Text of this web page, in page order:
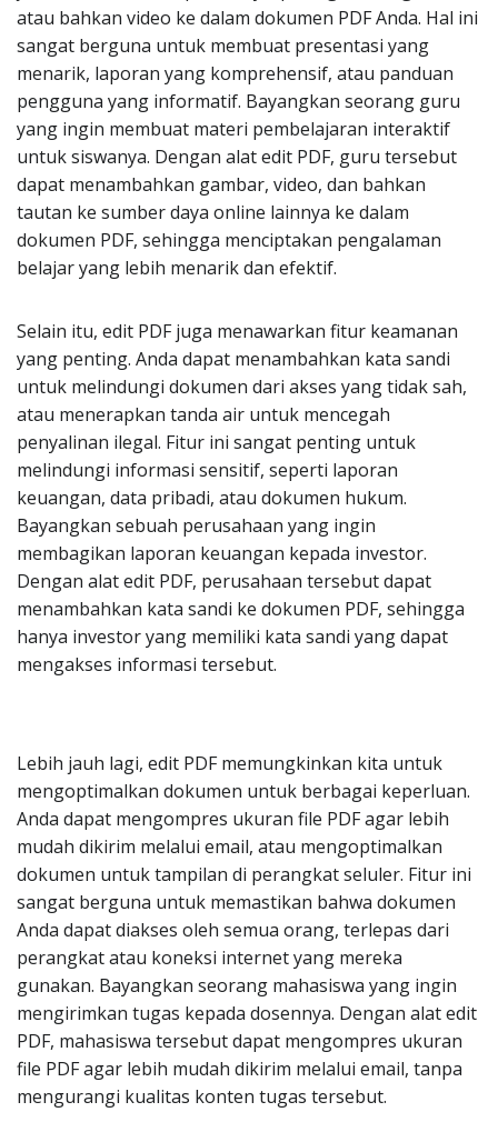
atau bahkan video ke dalam dokumen PDF Anda. Hal ini
sangat berguna untuk membuat presentasi yang
menarik, laporan yang komprehensif, atau panduan
pengguna yang informatif. Bayangkan seorang guru
yang ingin membuat materi pembelajaran interaktif
untuk siswanya. Dengan alat edit PDF, guru tersebut
dapat menambahkan gambar, video, dan bahkan
tautan ke sumber daya online lainnya ke dalam
dokumen PDF, sehingga menciptakan pengalaman
belajar yang lebih menarik dan efektif.
Selain itu, edit PDF juga menawarkan fitur keamanan
yang penting. Anda dapat menambahkan kata sandi
untuk melindungi dokumen dari akses yang tidak sah,
atau menerapkan tanda air untuk mencegah
penyalinan ilegal. Fitur ini sangat penting untuk
melindungi informasi sensitif, seperti laporan
keuangan, data pribadi, atau dokumen hukum.
Bayangkan sebuah perusahaan yang ingin
membagikan laporan keuangan kepada investor.
Dengan alat edit PDF, perusahaan tersebut dapat
menambahkan kata sandi ke dokumen PDF, sehingga
hanya investor yang memiliki kata sandi yang dapat
mengakses informasi tersebut.
Lebih jauh lagi, edit PDF memungkinkan kita untuk
mengoptimalkan dokumen untuk berbagai keperluan.
Anda dapat mengompres ukuran file PDF agar lebih
mudah dikirim melalui email, atau mengoptimalkan
dokumen untuk tampilan di perangkat seluler. Fitur ini
sangat berguna untuk memastikan bahwa dokumen
Anda dapat diakses oleh semua orang, terlepas dari
perangkat atau koneksi internet yang mereka
gunakan. Bayangkan seorang mahasiswa yang ingin
mengirimkan tugas kepada dosennya. Dengan alat edit
PDF, mahasiswa tersebut dapat mengompres ukuran
file PDF agar lebih mudah dikirim melalui email, tanpa
mengurangi kualitas konten tugas tersebut.